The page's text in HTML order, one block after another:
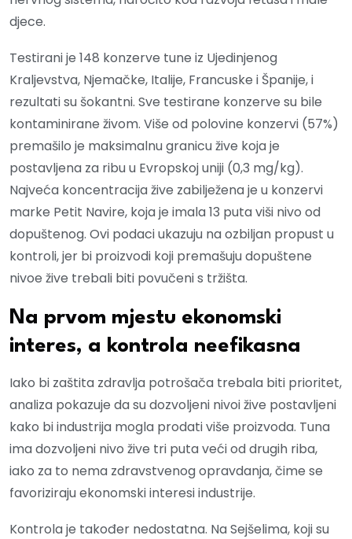
djece.
Testirani je 148 konzerve tune iz Ujedinjenog
Kraljevstva, Njemačke, Italije, Francuske i Španije, i
rezultati su šokantni. Sve testirane konzerve su bile
kontaminirane živom. Više od polovine konzervi (57%)
premašilo je maksimalnu granicu žive koja je
postavljena za ribu u Evropskoj uniji (0,3 mg/kg).
Najveća koncentracija žive zabilježena je u konzervi
marke Petit Navire, koja je imala 13 puta viši nivo od
dopuštenog. Ovi podaci ukazuju na ozbiljan propust u
kontroli, jer bi proizvodi koji premašuju dopuštene
nivoe žive trebali biti povučeni s tržišta.
Na prvom mjestu ekonomski
interes, a kontrola neefikasna
Iako bi zaštita zdravlja potrošača trebala biti prioritet,
analiza pokazuje da su dozvoljeni nivoi žive postavljeni
kako bi industrija mogla prodati više proizvoda. Tuna
ima dozvoljeni nivo žive tri puta veći od drugih riba,
iako za to nema zdravstvenog opravdanja, čime se
favoriziraju ekonomski interesi industrije.
Kontrola je također nedostatna. Na Sejšelima, koji su